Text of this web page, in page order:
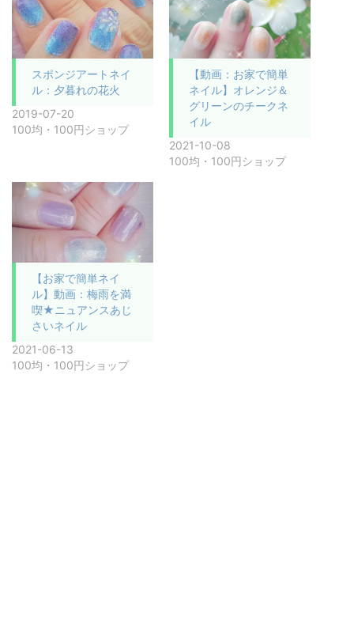
スポンジアートネイ
ル：夕暮れの花火
2019-07-20
100均・100円ショップ
【動画：お家で簡単
ネイル】オレンジ＆
グリーンのチークネ
イル
2021-10-08
100均・100円ショップ
【お家で簡単ネイ
ル】動画：梅雨を満
喫★ニュアンスあじ
さいネイル
2021-06-13
100均・100円ショップ